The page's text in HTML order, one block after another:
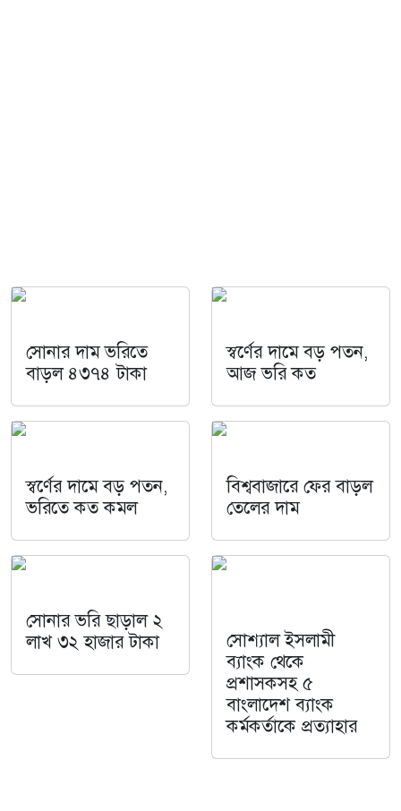
সোনার দাম ভরিতে
বাড়ল ৪৩৭৪ টাকা
স্বর্ণের দামে বড় পতন,
আজ ভরি কত
স্বর্ণের দামে বড় পতন,
ভরিতে কত কমল
বিশ্ববাজারে ফের বাড়ল
তেলের দাম
সোনার ভরি ছাড়াল ২
লাখ ৩২ হাজার টাকা
সোশ্যাল ইসলামী
ব্যাংক থেকে
প্রশাসকসহ ৫
বাংলাদেশ ব্যাংক
কর্মকর্তাকে প্রত্যাহার